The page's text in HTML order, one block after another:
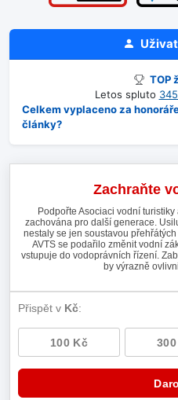
TOP
Letos spluto
Celkem vyplaceno za
články?